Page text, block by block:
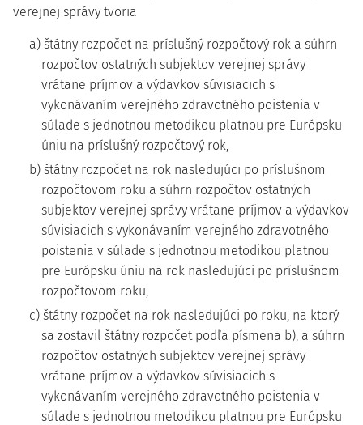
verejnej správy tvoria
a) štátny rozpočet na príslušný rozpočtový rok a súhrn
rozpočtov ostatných subjektov verejnej správy
vrátane príjmov a výdavkov súvisiacich s
vykonávaním verejného zdravotného poistenia v
súlade s jednotnou metodikou platnou pre Európsku
úniu na príslušný rozpočtový rok,
b) štátny rozpočet na rok nasledujúci po príslušnom
rozpočtovom roku a súhrn rozpočtov ostatných
subjektov verejnej správy vrátane príjmov a výdavkov
súvisiacich s vykonávaním verejného zdravotného
poistenia v súlade s jednotnou metodikou platnou
pre Európsku úniu na rok nasledujúci po príslušnom
rozpočtovom roku,
c) štátny rozpočet na rok nasledujúci po roku, na ktorý
sa zostavil štátny rozpočet podľa písmena b), a súhrn
rozpočtov ostatných subjektov verejnej správy
vrátane príjmov a výdavkov súvisiacich s
vykonávaním verejného zdravotného poistenia v
súlade s jednotnou metodikou platnou pre Európsku